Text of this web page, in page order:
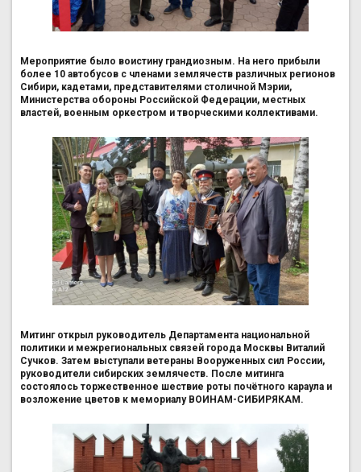
Мероприятие было воистину грандиозным. На него прибыли
более 10 автобусов с членами землячеств различных регионов
Сибири, кадетами, представителями столичной Мэрии,
Министерства обороны Российской Федерации, местных
властей, военным оркестром и творческими коллективами.
Митинг открыл руководитель Департамента национальной
политики и межрегиональных связей города Москвы Виталий
Сучков. Затем выступали ветераны Вооруженных сил России,
руководители сибирских землячеств. После митинга
состоялось торжественное шествие роты почётного караула и
возложение цветов к мемориалу ВОИНАМ-СИБИРЯКАМ.